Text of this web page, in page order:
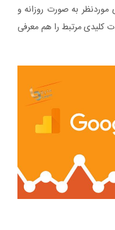
به صورت روزانه و
کلیدی مرتبط را هم معرفی